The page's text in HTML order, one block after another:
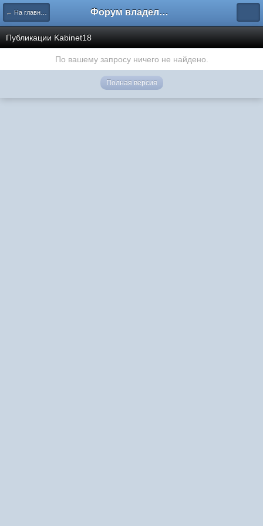
← На главную Форум владельцев интернет-магазинов
Публикации Kabinet18
По вашему запросу ничего не найдено.
Полная версия